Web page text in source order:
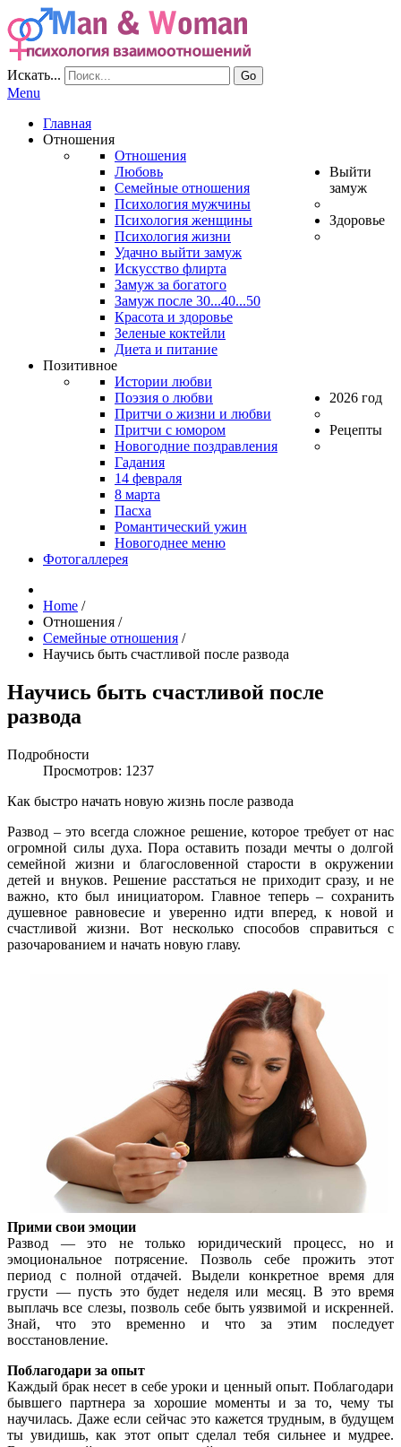
Искать... Go
Menu
Главная
Отношения
Отношения
Любовь
Семейные отношения
Психология мужчины
Психология женщины
Психология жизни
Выйти
замуж
Удачно выйти замуж
Искусство флирта
Замуж за богатого
Замуж после 30...40...50
Здоровье
Красота и здоровье
Зеленые коктейли
Диета и питание
Позитивное
Истории любви
Поэзия о любви
Притчи о жизни и любви
Притчи с юмором
2026 год
Новогодние поздравления
Гадания
14 февраля
8 марта
Рецепты
Пасха
Романтический ужин
Новогоднее меню
Фотогаллерея
Home /
Отношения /
Семейные отношения /
Научись быть счастливой после развода
Научись быть счастливой после
развода
Подробности
Просмотров: 1237
Как быстро начать новую жизнь после развода
Развод – это всегда сложное решение, которое требует от нас
огромной силы духа. Пора оставить позади мечты о долгой
семейной жизни и благословенной старости в окружении
детей и внуков. Решение расстаться не приходит сразу, и не
важно, кто был инициатором. Главное теперь – сохранить
душевное равновесие и уверенно идти вперед, к новой и
счастливой жизни. Вот несколько способов справиться с
разочарованием и начать новую главу.
Прими свои эмоции
Развод — это не только юридический процесс, но и
эмоциональное потрясение. Позволь себе прожить этот
период с полной отдачей. Выдели конкретное время для
грусти — пусть это будет неделя или месяц. В это время
выплачь все слезы, позволь себе быть уязвимой и искренней.
Знай, что это временно и что за этим последует
восстановление.
Поблагодари за опыт
Каждый брак несет в себе уроки и ценный опыт. Поблагодари
бывшего партнера за хорошие моменты и за то, чему ты
научилась. Даже если сейчас это кажется трудным, в будущем
ты увидишь, как этот опыт сделал тебя сильнее и мудрее.